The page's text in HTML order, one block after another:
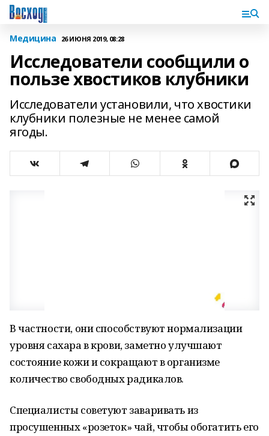
Медицина 26 ИЮНЯ 2019, 08:28
Исследователи сообщили о
пользе хвостиков клубники
Исследователи установили, что хвостики
клубники полезные не менее самой
ягоды.
В частности, они способствуют нормализации
уровня сахара в крови, заметно улучшают
состояние кожи и сокращают в организме
количество свободных радикалов.
Специалисты советуют заваривать из
просушенных «розеток» чай, чтобы обогатить его